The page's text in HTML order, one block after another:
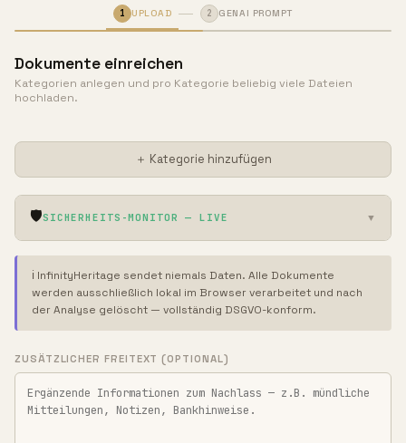
1 UPLOAD 2 GENAI PROMPT
Dokumente einreichen
Kategorien anlegen und pro Kategorie beliebig viele Dateien
hochladen.
＋ Kategorie hinzufügen
🛡️SICHERHEITS-MONITOR — LIVE ▼
ℹ️ InfinityHeritage sendet niemals Daten. Alle Dokumente
werden ausschließlich lokal im Browser verarbeitet und nach
der Analyse gelöscht — vollständig DSGVO-konform.
ZUSÄTZLICHER FREITEXT (OPTIONAL)